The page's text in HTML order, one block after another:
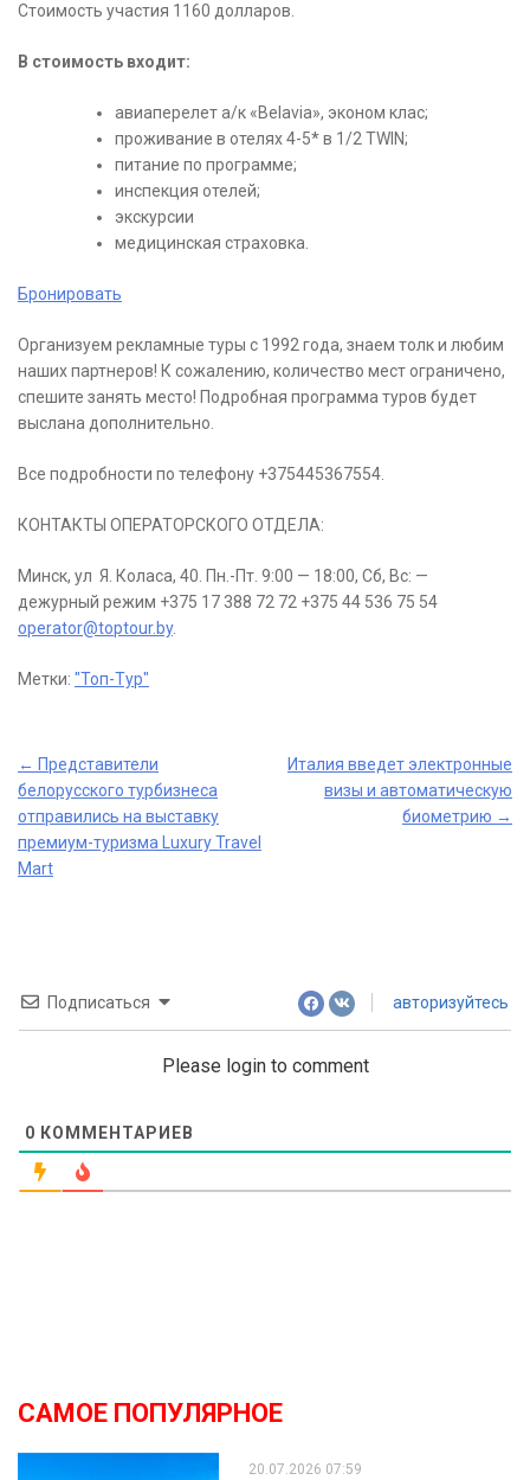
Стоимость участия 1160 долларов.
В стоимость входит:
авиаперелет а/к «Belavia», эконом клас;
проживание в отелях 4-5* в 1/2 TWIN;
питание по программе;
инспекция отелей;
экскурсии
медицинская страховка.
Бронировать
Организуем рекламные туры с 1992 года, знаем толк и любим
наших партнеров! К сожалению, количество мест ограничено,
спешите занять место! Подробная программа туров будет
выслана дополнительно.
Все подробности по телефону +375445367554.
КОНТАКТЫ ОПЕРАТОРСКОГО ОТДЕЛА:
Минск, ул Я. Коласа, 40. Пн.-Пт. 9:00 — 18:00, Сб, Вс: —
дежурный режим +375 17 388 72 72 +375 44 536 75 54
operator@toptour.by.
Метки: "Топ-Тур"
Post
navigation
← Представители
белорусского турбизнеса
отправились на выставку
премиум-туризма Luxury Travel
Mart
Италия введет электронные
визы и автоматическую
биометрию →
Подписаться авторизуйтесь
Please login to comment
0 КОММЕНТАРИЕВ
САМОЕ ПОПУЛЯРНОЕ
20.07.2026 07:59